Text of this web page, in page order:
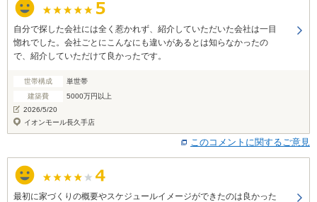
自分で探した会社には全く惹かれず、紹介していただいた会社は一目
惚れでした。会社ごとにこんなにも違いがあるとは知らなかったの
で、紹介していただけて良かったです。
世帯構成
単世帯
建築費
5000万円以上
2026/5/20
イオンモール長久手店
このコメントに関するご意見
最初に家づくりの概要やスケジュールイメージができたのは良かった